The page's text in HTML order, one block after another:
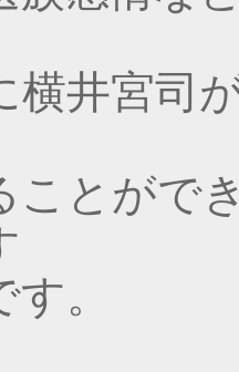
横井宮司
ことがで
。